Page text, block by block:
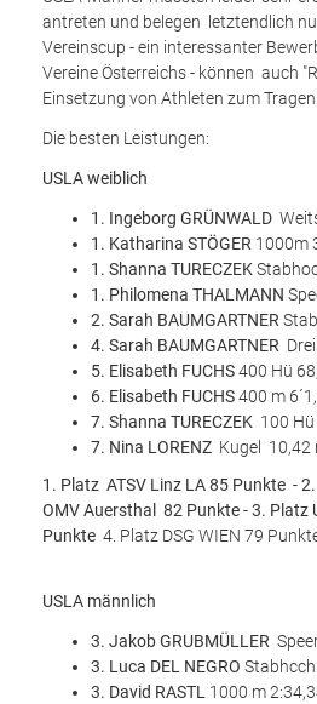
antreten und belegen letztendlich
Vereinscup - ein interessanter
Vereine Österreichs - können auch
Einsetzung von Athleten zum
Die besten Leistungen:
USLA weiblich
1. Ingeborg GRÜNWALD
1. Katharina STÖGER 1000m
1. Shanna TURECZEK
1. Philomena THALMANN
2. Sarah BAUMGARTNER
4. Sarah BAUMGARTNER
5. Elisabeth FUCHS400 Hü
6. Elisabeth FUCHS400 m
7. Shanna TURECZEK 100
7. Nina LORENZ Kugel 10,42
1. Platz ATSV Linz LA 85 Punkte -
OMV Auersthal 82 Punkte - 3. Platz
Punkte 4. Platz DSG WIEN 79
USLA männlich
3. Jakob GRUBMÜLLER
3. Luca DEL NEGRO
3. David RASTL 1000 m